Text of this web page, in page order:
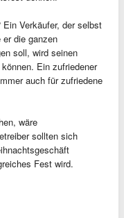
Verkäufer, der selbst
die ganzen
soll, wird seinen
Ein zufriedener
auch für zufriedene
wäre
sollten sich
Fest wird.